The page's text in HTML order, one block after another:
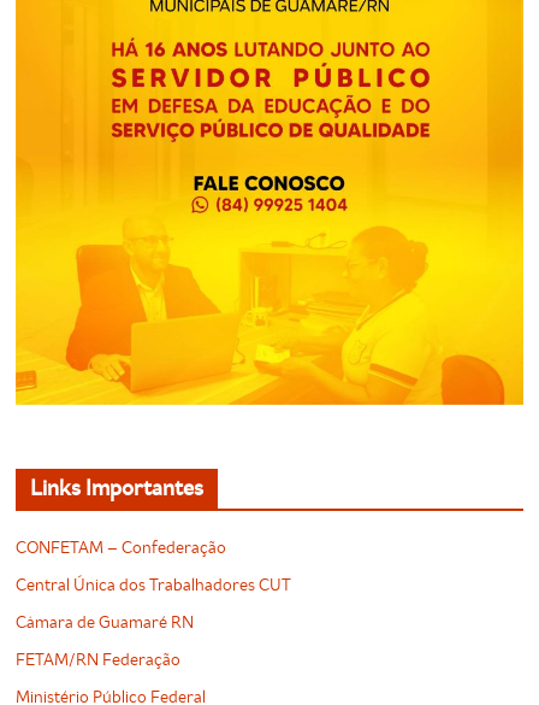
Links Importantes
CONFETAM – Confederação
Central Única dos Trabalhadores CUT
Câmara de Guamaré RN
FETAM/RN Federação
Ministério Público Federal